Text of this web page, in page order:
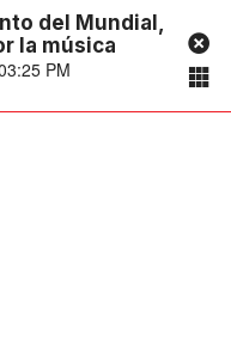
del Mundial,
la música
PM